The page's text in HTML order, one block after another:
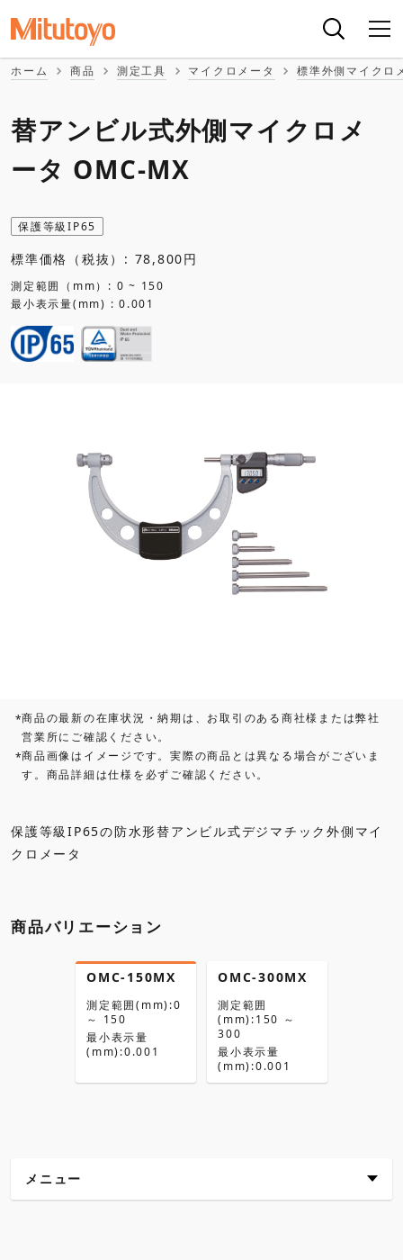
ホーム 商品 測定工具 マイクロメータ 標準外側マイクロ
替アンビル式外側マイクロメ
ータ OMC-MX
保護等級IP65
標準価格（税抜）: 78,800円
測定範囲（mm）: 0 ~ 150
最小表示量(mm) : 0.001
*商品の最新の在庫状況・納期は、お取引のある商社様または弊社
営業所にご確認ください。
*商品画像はイメージです。実際の商品とは異なる場合がございま
す。商品詳細は仕様を必ずご確認ください。
保護等級IP65の防水形替アンビル式デジマチック外側マイ
クロメータ
商品バリエーション
OMC-150MX
測定範囲(mm):0
～ 150
最小表示量
(mm):0.001
OMC-300MX
測定範囲
(mm):150 ～
300
最小表示量
(mm):0.001
メニュー